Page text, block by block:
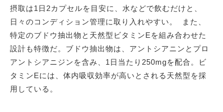
摂取は1日2カプセルを目安に、水などで飲むだけと、
日々のコンディション管理に取り入れやすい。 また、
特定のブドウ抽出物と天然型ビタミンEを組み合わせた
設計も特徴だ。ブドウ抽出物は、アントシアニンとプロ
アントシアニジンを含み、1日当たり250mgを配合。ビ
タミンEには、体内吸収効率が高いとされる天然型を採
用している。